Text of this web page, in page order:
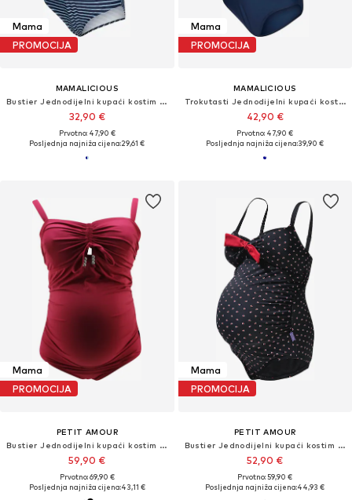
Mama
PROMOCIJA
MAMALICIOUS
Bustier Jednodijelni kupaći kostim 'MLJOSEFINE'
32,90 €
Prvotno: 47,90 €
Posljednja najniža cijena:29,61 €
Mama
PROMOCIJA
MAMALICIOUS
Trokutasti Jednodijelni kupaći kostim
42,90 €
Prvotno: 47,90 €
Posljednja najniža cijena:39,90 €
Mama
PROMOCIJA
PETIT AMOUR
Bustier Jednodijelni kupaći kostim 'Camerona'
59,90 €
Prvotno: 69,90 €
Posljednja najniža cijena:43,11 €
Mama
PROMOCIJA
PETIT AMOUR
Bustier Jednodijelni kupaći kostim 'Antonie'
52,90 €
Prvotno: 59,90 €
Posljednja najniža cijena:44,93 €